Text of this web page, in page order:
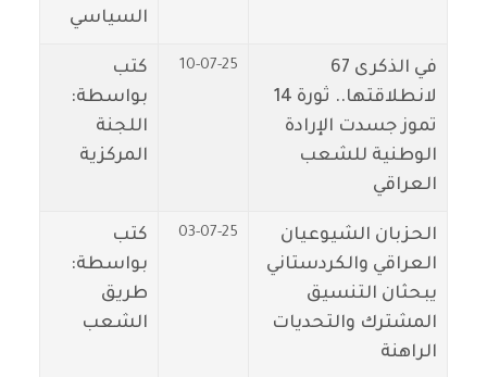
السياسي
في الذكرى 67
لانطلاقتها.. ثورة 14
تموز جسدت الإرادة
الوطنية للشعب
العراقي
10-07-25
كتب
بواسطة:
اللجنة
المركزية
الحزبان الشيوعيان
العراقي والكردستاني
يبحثان التنسيق
المشترك والتحديات
الراهنة
03-07-25
كتب
بواسطة:
طريق
الشعب